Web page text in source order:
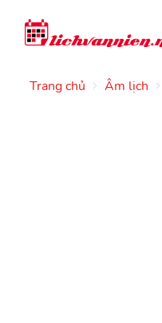
Trang chủ Âm lịch